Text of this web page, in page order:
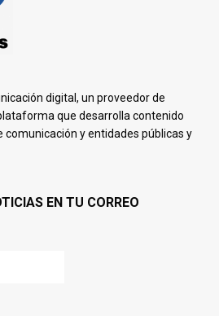
digital, un proveedor de
que desarrolla contenido
comunicación y entidades públicas y
EN TU CORREO